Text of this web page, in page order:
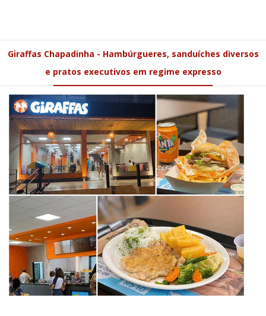
Giraffas Chapadinha - Hambúrgueres, sanduíches diversos
e pratos executivos em regime expresso